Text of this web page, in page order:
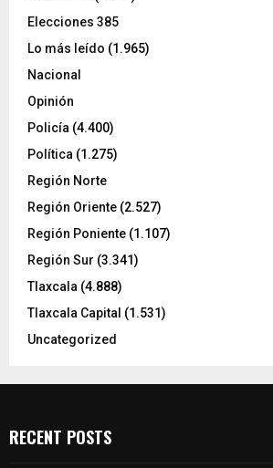
Elecciones 385
Lo más leído (1.965)
Nacional
Opinión
Policía (4.400)
Política (1.275)
Región Norte
Región Oriente (2.527)
Región Poniente (1.107)
Región Sur (3.341)
Tlaxcala (4.888)
Tlaxcala Capital (1.531)
Uncategorized
RECENT POSTS